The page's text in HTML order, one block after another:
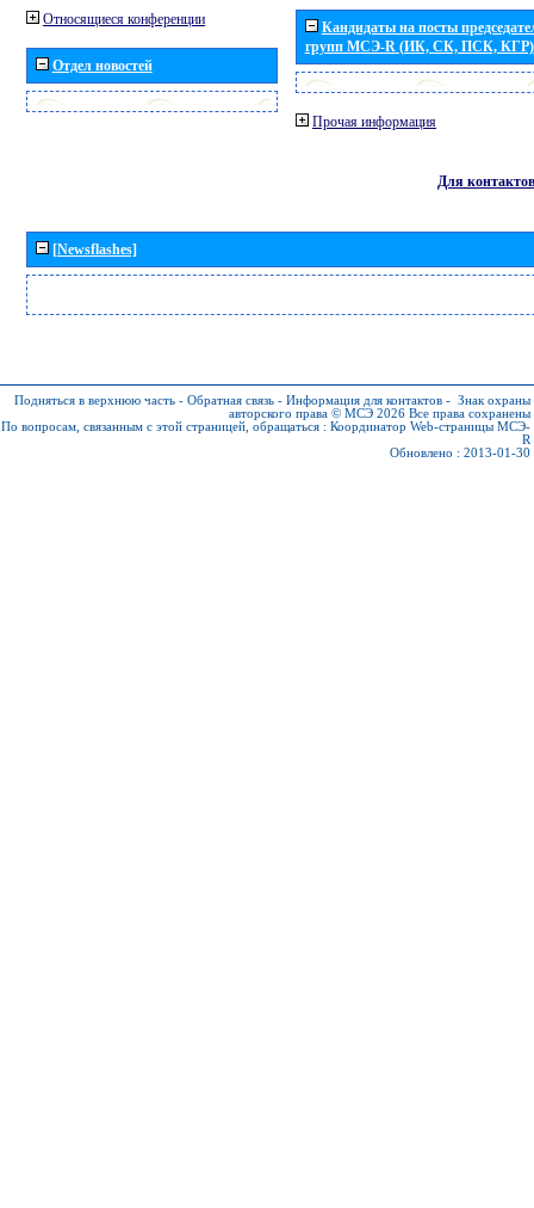
Относящиеся конференции
Отдел новостей
Кандидаты на посты
групп МСЭ-R (ИК, СК, ПСК, КГР)
Прочая информация
Для контактов
[Newsflashes]
Подняться в верхнюю часть - Обратная связь - Информация для контактов - Знак охраны
авторского права © МСЭ 2026 Все права сохранены
По вопросам, связанным с этой страницей, обращаться : Координатор Web-страницы МСЭ-
R
Обновлено : 2013-01-30